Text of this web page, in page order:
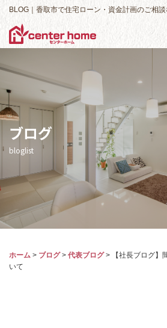
BLOG｜香取市で住宅ローン・資金計画のご相
ブログ
bloglist
ホーム > ブログ> 代表ブログ>
【社長ブログ
いて